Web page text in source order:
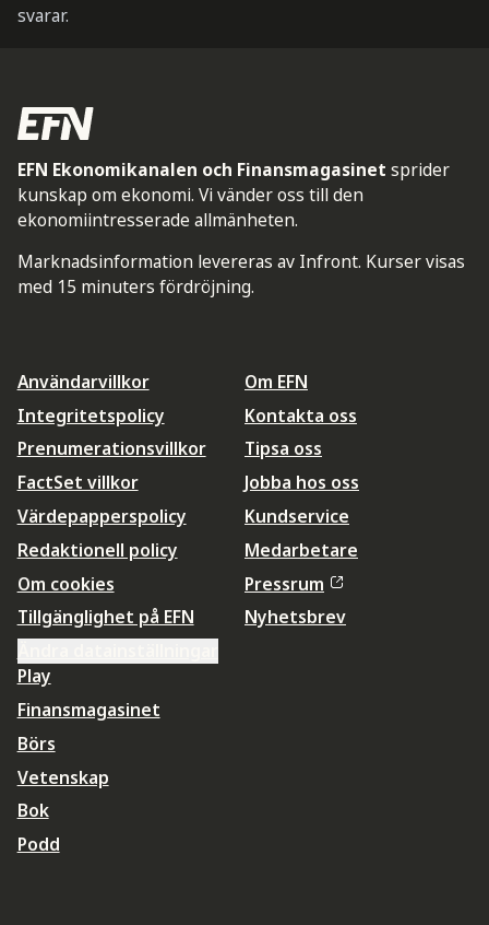
svarar.
EFN Ekonomikanalen och Finansmagasinet sprider
kunskap om ekonomi. Vi vänder oss till den
ekonomiintresserade allmänheten.
Marknadsinformation levereras av Infront. Kurser visas
med 15 minuters fördröjning.
Användarvillkor
Integritetspolicy
Prenumerationsvillkor
FactSet villkor
Värdepapperspolicy
Redaktionell policy
Om cookies
Tillgänglighet på EFN
Om EFN
Kontakta oss
Tipsa oss
Jobba hos oss
Kundservice
Medarbetare
Pressrum
Nyhetsbrev
Play
Finansmagasinet
Börs
Vetenskap
Bok
Podd